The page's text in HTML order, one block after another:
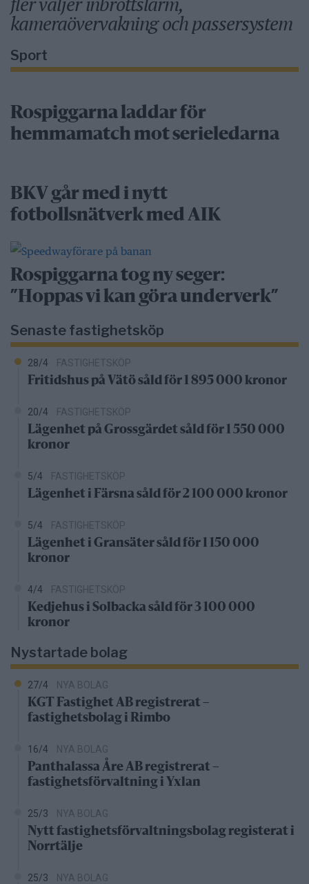
kameraövervakning och passersystem
Sport
Rospiggarna laddar för
hemmamatch mot serieledarna
BKV går med i nytt
fotbollsnätverk med AIK
Rospiggarna tog ny seger:
”Hoppas vi kan göra underverk”
Senaste fastighetsköp
28/4 FASTIGHETSKÖP
Fritidshus på Vätö såld för 1 895 000 kronor
20/4 FASTIGHETSKÖP
Lägenhet på Grossgärdet såld för 1 550 000
kronor
5/4 FASTIGHETSKÖP
Lägenhet i Färsna såld för 2 100 000 kronor
5/4 FASTIGHETSKÖP
Lägenhet i Gransäter såld för 1 150 000
kronor
4/4 FASTIGHETSKÖP
Kedjehus i Solbacka såld för 3 100 000
kronor
Nystartade bolag
27/4 NYA BOLAG
KGT Fastighet AB registrerat –
fastighetsbolag i Rimbo
16/4 NYA BOLAG
Panthalassa Åre AB registrerat –
fastighetsförvaltning i Yxlan
25/3 NYA BOLAG
Nytt fastighetsförvaltningsbolag registerat i
Norrtälje
25/3 NYA BOLAG